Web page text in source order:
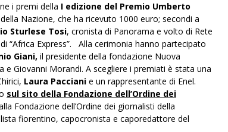
i premi della I edizione del Premio Umberto
Nazione, che ha ricevuto 1000 euro; secondi a
Sturlese Tosi, cronista di Panorama e volto di Rete
di “Africa Express”. Alla cerimonia hanno partecipato
Giani, il presidente della fondazione Nuova
Giovanni Morandi. A scegliere i premiati è stata una
Laura Pacciani e un rappresentante di Enel.
sul sito della Fondazione dell’Ordine dei
Fondazione dell’Ordine dei giornalisti della
fiorentino, capocronista e caporedattore del